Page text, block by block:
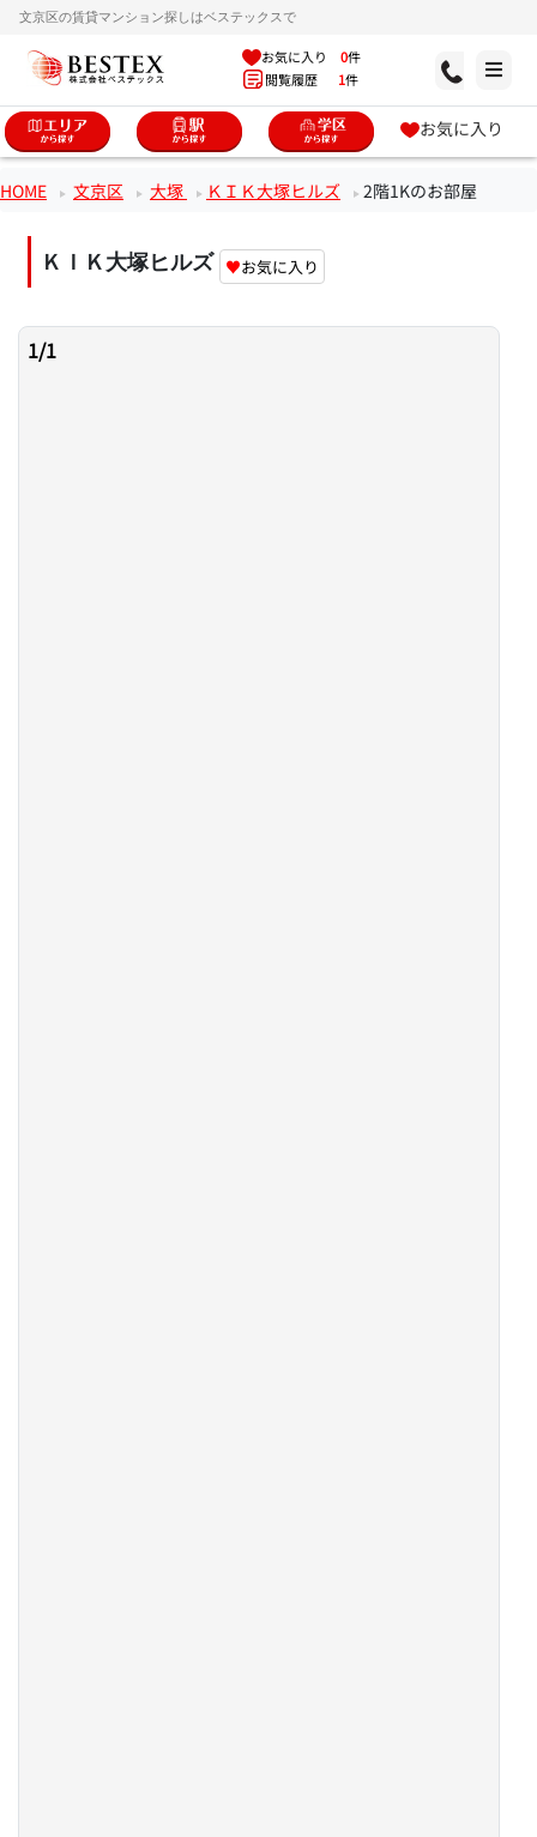
文京区の賃貸マンション探しはベステックスで
お気に入り 0件
閲覧履歴 1件
お気に入り
HOME 文京区 大塚 ＫＩＫ大塚ヒルズ 2階1Kのお部屋
ＫＩＫ大塚ヒルズ ♥お気に入り
1/1